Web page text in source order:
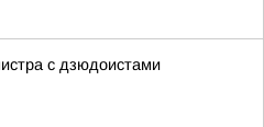
с дзюдоистами